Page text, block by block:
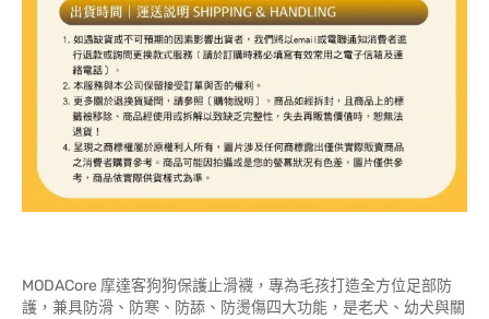
MODACore 摩達客狗狗保護止滑襪，專為毛孩打造全方位足部防
護，兼具防滑、防寒、防舔、防燙傷四大功能，是老犬、幼犬與關